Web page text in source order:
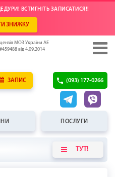
ВСТИГНІТЬ ЗАПИСАТИСЯ!!
ЗНИЖКУ
МОЗ України АЕ
#459488 від 4.09.2014
ЗАПИС (093) 177-0266
ПОСЛУГИ
ТУТ!